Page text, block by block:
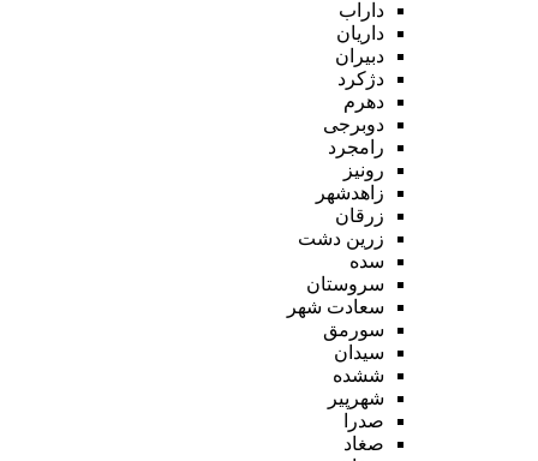
داراب
داریان
دبیران
دژکرد
دهرم
دوبرجی
رامجرد
رونیز
زاهدشهر
زرقان
زرین دشت
سده
سروستان
سعادت شهر
سورمق
سیدان
ششده
شهرپیر
صدرا
صغاد